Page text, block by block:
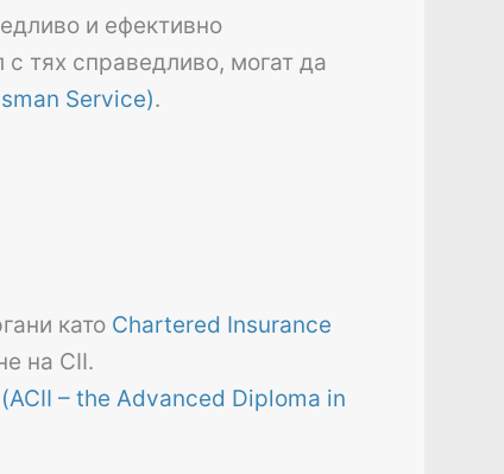
и ефективно
с тях справедливо, могат да
Service).
като Chartered Insurance
на CII.
– the Advanced Diploma in